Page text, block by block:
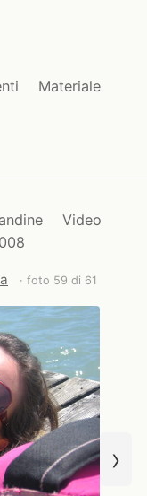
Materiale
Video
· foto 59 di 61
›